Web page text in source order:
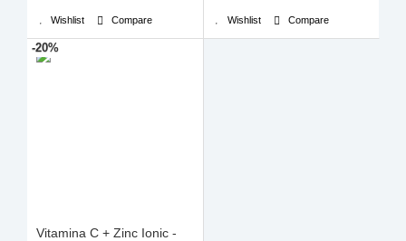
Wishlist Compare Wishlist Compare
Vitamina C + Zinc Ionic -
-20%